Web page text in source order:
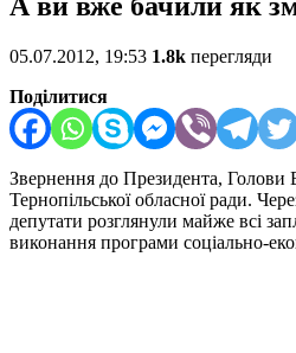
А ви вже бачили як
05.07.2012, 19:53 1.8k перегляди
Поділитися
Звернення до Президента, Голови
Тернопільської обласної ради.
депутати розглянули майже всі
виконання програми соціально-